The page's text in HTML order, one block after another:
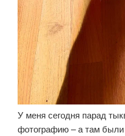
У меня сегодня парад
фотографию – а там